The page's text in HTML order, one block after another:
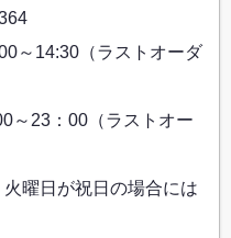
～14:30（ラストオーダ
：00（ラストオー
曜日が祝日の場合には